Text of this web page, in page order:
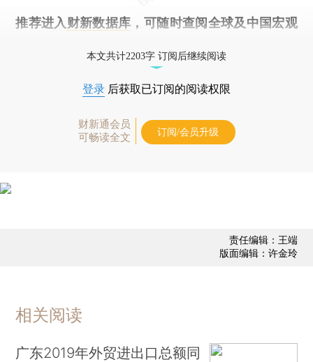
推荐进入 财新数据库 ，可随时查阅全球及中国宏观
本文共计2203字 订阅后继续阅读
登录 后获取已订阅的阅读权限
财新通会员
可畅读全文
订阅/会员升级
责任编辑：王端
版面编辑：许金玲
相关阅读
广东2019年外贸进出口总额同